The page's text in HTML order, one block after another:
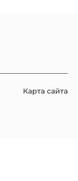
Карта сайта